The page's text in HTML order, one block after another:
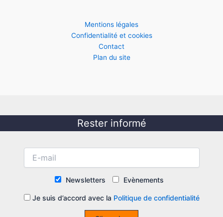
Mentions légales
Confidentialité et cookies
Contact
Plan du site
Rester informé
Newsletters Evènements
Je suis d’accord avec la Politique de confidentialité